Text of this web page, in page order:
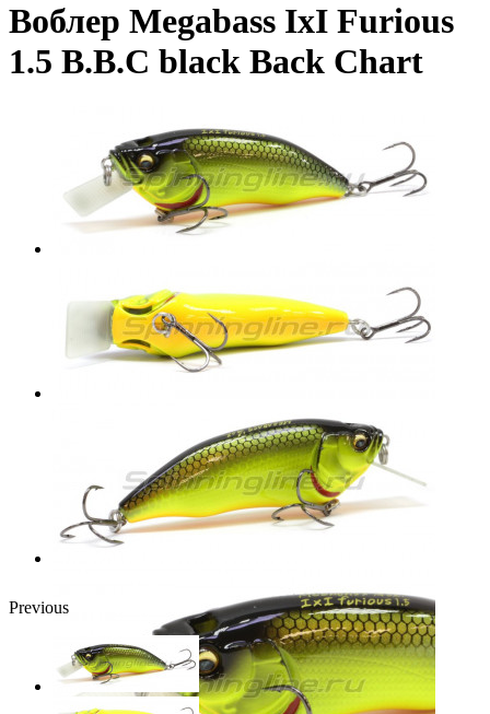
Воблер Megabass IxI Furious
1.5 B.B.C black Back Chart
Previous